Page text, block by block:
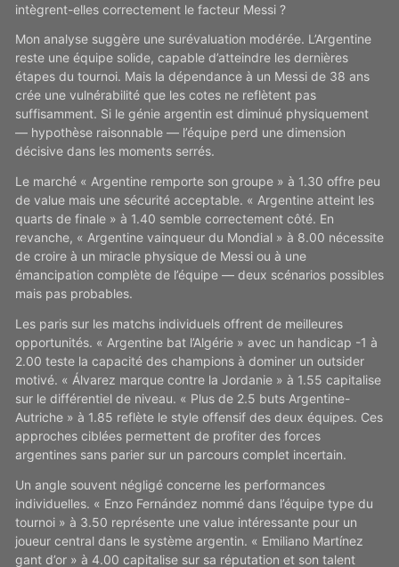
intègrent-elles correctement le facteur Messi ?
Mon analyse suggère une surévaluation modérée. L’Argentine
reste une équipe solide, capable d’atteindre les dernières
étapes du tournoi. Mais la dépendance à un Messi de 38 ans
crée une vulnérabilité que les cotes ne reflètent pas
suffisamment. Si le génie argentin est diminué physiquement
— hypothèse raisonnable — l’équipe perd une dimension
décisive dans les moments serrés.
Le marché « Argentine remporte son groupe » à 1.30 offre peu
de value mais une sécurité acceptable. « Argentine atteint les
quarts de finale » à 1.40 semble correctement côté. En
revanche, « Argentine vainqueur du Mondial » à 8.00 nécessite
de croire à un miracle physique de Messi ou à une
émancipation complète de l’équipe — deux scénarios possibles
mais pas probables.
Les paris sur les matchs individuels offrent de meilleures
opportunités. « Argentine bat l’Algérie » avec un handicap -1 à
2.00 teste la capacité des champions à dominer un outsider
motivé. « Álvarez marque contre la Jordanie » à 1.55 capitalise
sur le différentiel de niveau. « Plus de 2.5 buts Argentine-
Autriche » à 1.85 reflète le style offensif des deux équipes. Ces
approches ciblées permettent de profiter des forces
argentines sans parier sur un parcours complet incertain.
Un angle souvent négligé concerne les performances
individuelles. « Enzo Fernández nommé dans l’équipe type du
tournoi » à 3.50 représente une value intéressante pour un
joueur central dans le système argentin. « Emiliano Martínez
gant d’or » à 4.00 capitalise sur sa réputation et son talent